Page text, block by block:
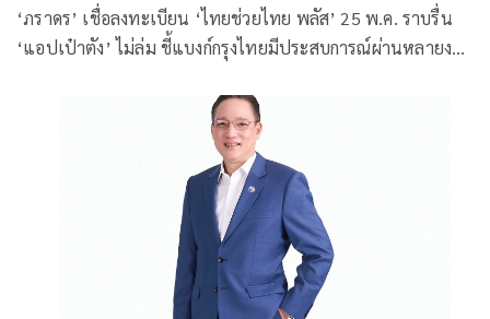
‘ภราดร’ เชื่อลงทะเบียน ‘ไทยช่วยไทย พลัส’ 25 พ.ค. ราบรื่น
‘แอปเป๋าตัง’ ไม่ล่ม ชี้แบงก์กรุงไทยมีประสบการณ์ผ่านหลายงาน